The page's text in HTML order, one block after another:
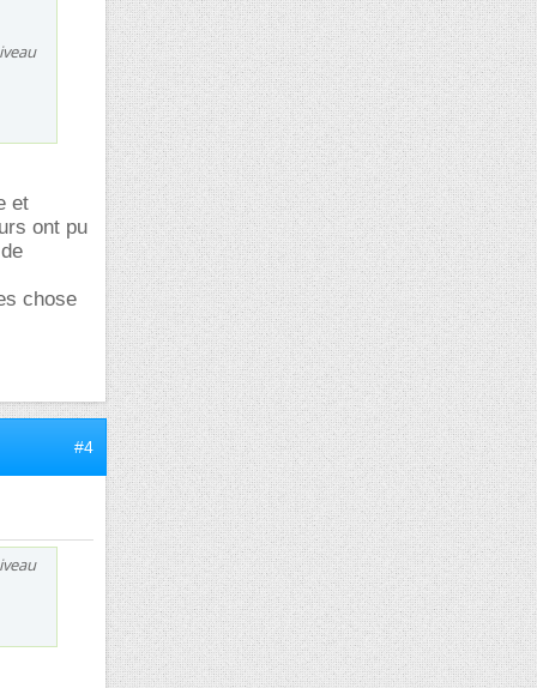
et
ont pu
chose
#4